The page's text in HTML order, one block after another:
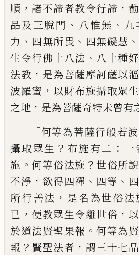
順 ，諸不諦者教令行諦 ，
品及三脫門 、 八惟無 、 九
力 、 四無所畏 、 四無礙慧 、
生令行佛十八法 、 八十種好
法教 ， 是為菩薩摩訶薩以
波羅蜜 ， 以財布施攝取眾生
之地 ， 是為菩薩奇特未曾有
「何等為菩薩行般若
攝取眾生 ？ 布施有二 ： 一
施 。何等俗法施 ？ 世俗所說
不淨 ， 欲得四禪 、 四等 、
所行善法 ， 是名為世俗法
已 ， 便教眾生令離世俗 ，
於道法賢聖果報 。何等為
報 ？ 賢聖法者 ， 謂三十七